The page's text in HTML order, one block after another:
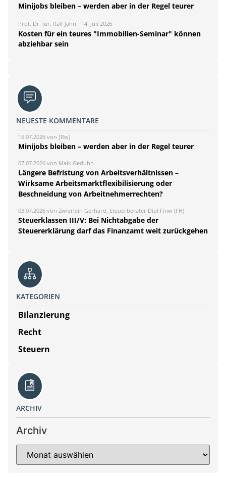
Minijobs bleiben – werden aber in der Regel teurer
Prof. Dr. jur. Ralf Jahn 14. Juli 2026
Kosten für ein teures "Immobilien-Seminar" können
abziehbar sein
NEUESTE KOMMENTARE
16.07.2026 von [Rw]
Minijobs bleiben – werden aber in der Regel teurer
07.07.2026 von Maik Geduhn
Längere Befristung von Arbeitsverhältnissen –
Wirksame Arbeitsmarktflexibilisierung oder
Beschneidung von Arbeitnehmerrechten?
03.07.2026 von Zwierlein Gerhard, Steuerberater Dipl.Finw (FH)
Steuerklassen III/V: Bei Nichtabgabe der
Steuererklärung darf das Finanzamt weit zurückgehen
KATEGORIEN
Bilanzierung
Recht
Steuern
ARCHIV
Archiv